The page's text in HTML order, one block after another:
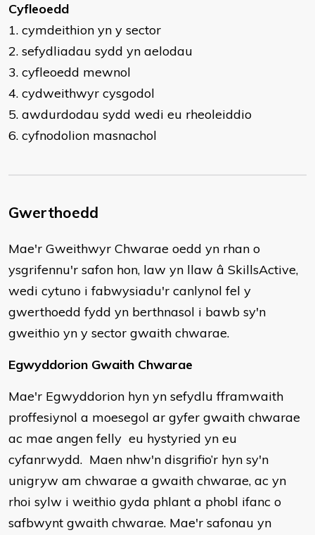
Cyfleoedd
1. cymdeithion yn y sector
2. sefydliadau sydd yn aelodau
3. cyfleoedd mewnol
4. cydweithwyr cysgodol
5. awdurdodau sydd wedi eu rheoleiddio
6. cyfnodolion masnachol
Gwerthoedd
​Mae'r Gweithwyr Chwarae oedd yn rhan o
ysgrifennu'r safon hon, law yn llaw â SkillsActive,
wedi cytuno i fabwysiadu'r canlynol fel y
gwerthoedd fydd yn berthnasol i bawb sy'n
gweithio yn y sector gwaith chwarae.
Egwyddorion Gwaith Chwarae
Mae'r Egwyddorion hyn yn sefydlu fframwaith
proffesiynol a moesegol ar gyfer gwaith chwarae
ac mae angen felly eu hystyried yn eu
cyfanrwydd. Maen nhw'n disgrifio’r hyn sy'n
unigryw am chwarae a gwaith chwarae, ac yn
rhoi sylw i weithio gyda phlant a phobl ifanc o
safbwynt gwaith chwarae. Mae'r safonau yn